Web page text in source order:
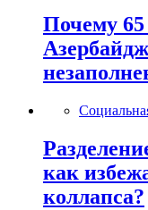
Почему
как
коллапса?